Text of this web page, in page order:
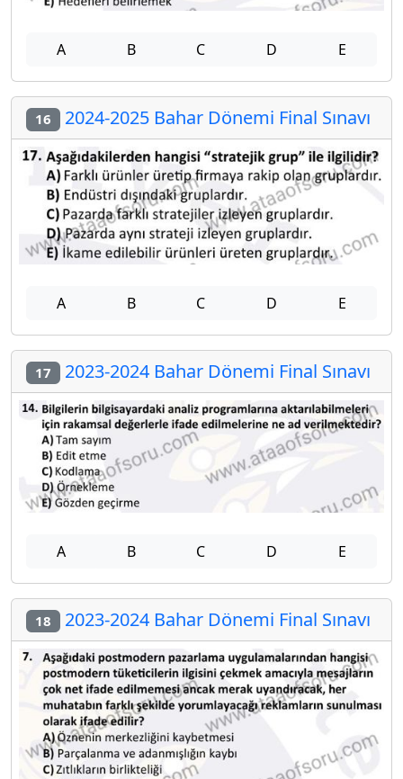
A B C D E
16 2024-2025 Bahar Dönemi Final Sınavı
A B C D E
17 2023-2024 Bahar Dönemi Final Sınavı
A B C D E
18 2023-2024 Bahar Dönemi Final Sınavı